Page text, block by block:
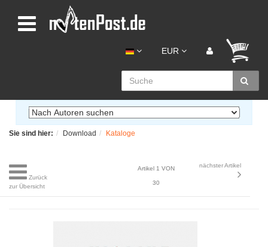
EUR
Sie sind hier: Download Kataloge
Zurück
zur Übersicht
Artikel 1 VON
30
nächster Artikel